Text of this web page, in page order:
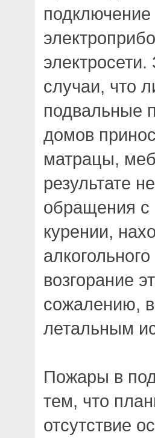
случаи, что
подвальные
домов
матрацы,
результате
обращения с
курении,
возгорание
сожалению,
летальным
Пожары в
тем, что
отсутствие